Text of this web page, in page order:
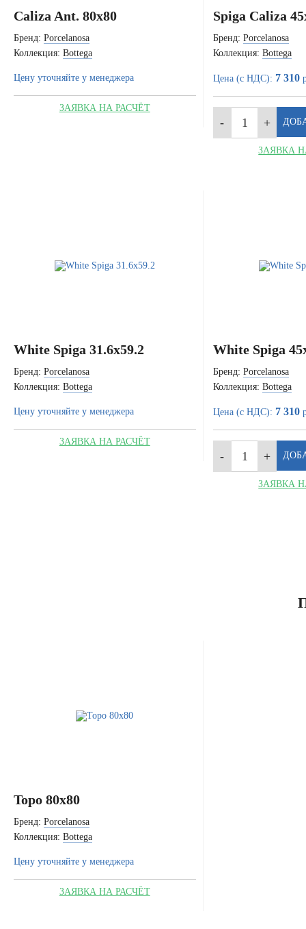
Caliza Ant. 80x80
Бренд: Porcelanosa
Коллекция: Bottega
Цену уточняйте у менеджера
ЗАЯВКА НА РАСЧЁТ
Spiga Caliza
Бренд: Porcelanosa
Коллекция: Bottega
Цена (с НДС): 7 310
ЗАЯВКА
White Spiga 31.6x59.2
Бренд: Porcelanosa
Коллекция: Bottega
Цену уточняйте у менеджера
ЗАЯВКА НА РАСЧЁТ
White Spiga
Бренд: Porcelanosa
Коллекция: Bottega
Цена (с НДС): 7 310
ЗАЯВКА
Topo 80x80
Бренд: Porcelanosa
Коллекция: Bottega
Цену уточняйте у менеджера
ЗАЯВКА НА РАСЧЁТ